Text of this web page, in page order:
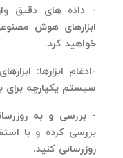
- داده های دقیق
ابزارهای هوش
خواهید کرد.
-ادغام ابزارها:
سیستم یکپارچه برای
-بررسی و به
بررسی کرده و با
روزرسانی کنید.